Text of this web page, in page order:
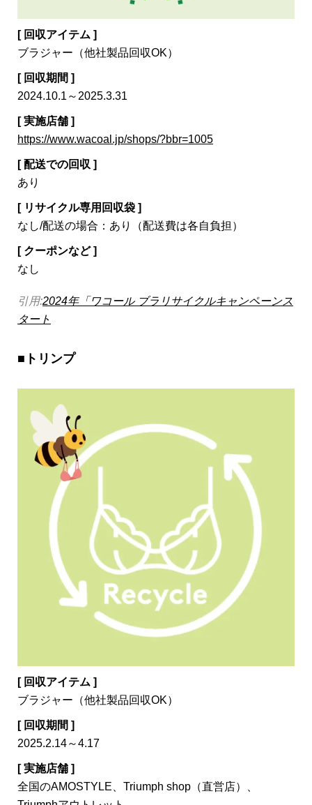
[ 回収アイテム ]
ブラジャー（他社製品回収OK）
[ 回収期間 ]
2024.10.1～2025.3.31
[ 実施店舗 ]
https://www.wacoal.jp/shops/?bbr=1005
[ 配送での回収 ]
あり
[ リサイクル専用回収袋 ]
なし/配送の場合：あり（配送費は各自負担）
[ クーポンなど ]
なし
引用:2024年「ワコール ブラリサイクルキャンペーンス
タート
■トリンプ
[ 回収アイテム ]
ブラジャー（他社製品回収OK）
[ 回収期間 ]
2025.2.14～4.17
[ 実施店舗 ]
全国のAMOSTYLE、Triumph shop（直営店）、